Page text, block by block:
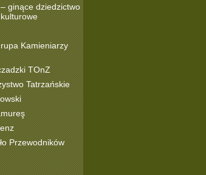
ginące dziedzictwo
Kamieniarzy
TOnZ
Tatrzańskie
Przewodników